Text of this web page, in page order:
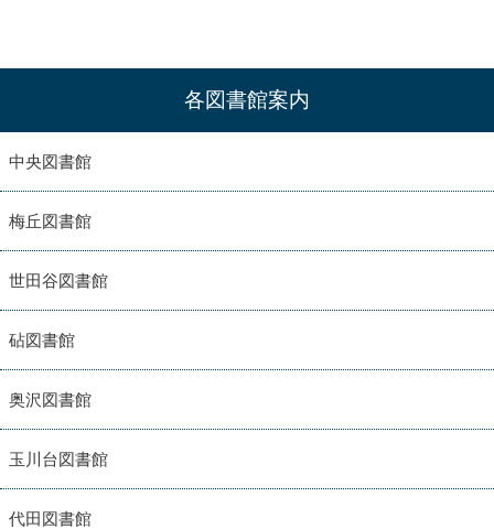
各図書館案内
中央図書館
梅丘図書館
世田谷図書館
砧図書館
奥沢図書館
玉川台図書館
代田図書館